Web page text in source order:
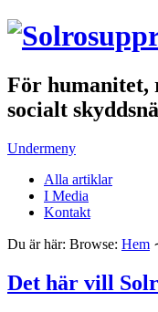
För humanitet,
socialt
Undermeny
Alla artiklar
I Media
Kontakt
Du är här: Browse: Hem
Det här vill